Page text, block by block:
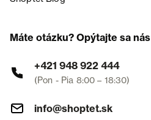
Máte otázku? Opýtajte sa nás
+421 948 922 444
(Pon - Pia 8:00 – 18:30)
info@shoptet.sk